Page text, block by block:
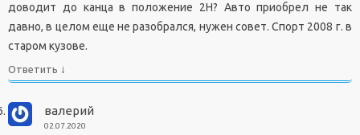
доводит до канца в положение 2Н? Авто приобрел не так
давно, в целом еще не разобрался, нужен совет. Спорт 2008 г. в
старом кузове.
Ответить ↓
валерий
02.07.2020